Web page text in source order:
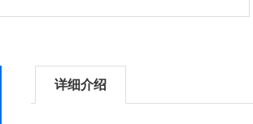
详细介绍